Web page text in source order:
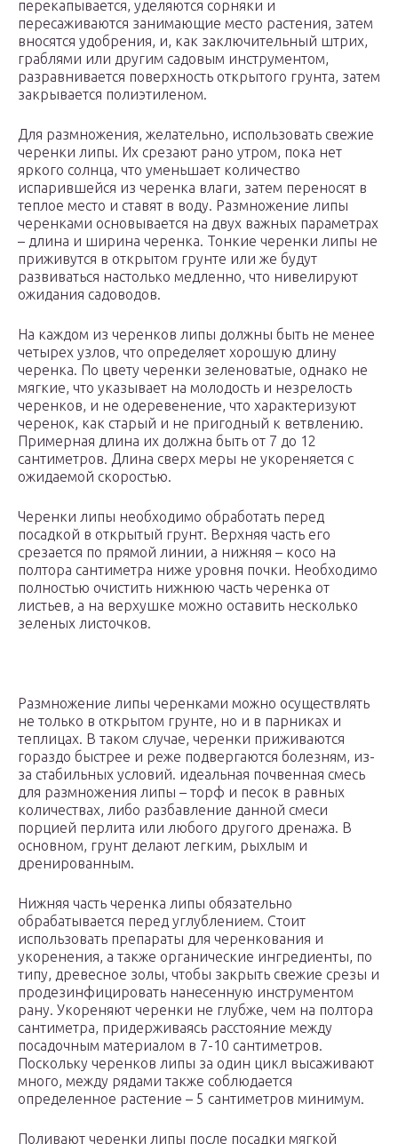
перекапывается, уделяются сорняки и
пересаживаются занимающие место растения, затем
вносятся удобрения, и, как заключительный штрих,
граблями или другим садовым инструментом,
разравнивается поверхность открытого грунта, затем
закрывается полиэтиленом.
Для размножения, желательно, использовать свежие
черенки липы. Их срезают рано утром, пока нет
яркого солнца, что уменьшает количество
испарившейся из черенка влаги, затем переносят в
теплое место и ставят в воду. Размножение липы
черенками основывается на двух важных параметрах
– длина и ширина черенка. Тонкие черенки липы не
приживутся в открытом грунте или же будут
развиваться настолько медленно, что нивелируют
ожидания садоводов.
На каждом из черенков липы должны быть не менее
четырех узлов, что определяет хорошую длину
черенка. По цвету черенки зеленоватые, однако не
мягкие, что указывает на молодость и незрелость
черенков, и не одеревенение, что характеризуют
черенок, как старый и не пригодный к ветвлению.
Примерная длина их должна быть от 7 до 12
сантиметров. Длина сверх меры не укореняется с
ожидаемой скоростью.
Черенки липы необходимо обработать перед
посадкой в открытый грунт. Верхняя часть его
срезается по прямой линии, а нижняя – косо на
полтора сантиметра ниже уровня почки. Необходимо
полностью очистить нижнюю часть черенка от
листьев, а на верхушке можно оставить несколько
зеленых листочков.
Размножение липы черенками можно осуществлять
не только в открытом грунте, но и в парниках и
теплицах. В таком случае, черенки приживаются
гораздо быстрее и реже подвергаются болезням, из-
за стабильных условий. идеальная почвенная смесь
для размножения липы – торф и песок в равных
количествах, либо разбавление данной смеси
порцией перлита или любого другого дренажа. В
основном, грунт делают легким, рыхлым и
дренированным.
Нижняя часть черенка липы обязательно
обрабатывается перед углублением. Стоит
использовать препараты для черенкования и
укоренения, а также органические ингредиенты, по
типу, древесное золы, чтобы закрыть свежие срезы и
продезинфицировать нанесенную инструментом
рану. Укореняют черенки не глубже, чем на полтора
сантиметра, придерживаясь расстояние между
посадочным материалом в 7-10 сантиметров.
Поскольку черенков липы за один цикл высаживают
много, между рядами также соблюдается
определенное растение – 5 сантиметров минимум.
Поливают черенки липы после посадки мягкой